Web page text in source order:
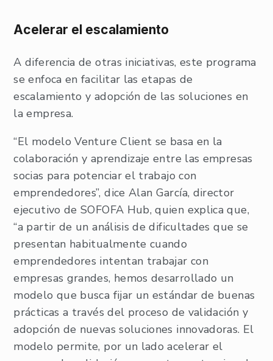
Acelerar el escalamiento
A diferencia de otras iniciativas, este programa
se enfoca en facilitar las etapas de
escalamiento y adopción de las soluciones en
la empresa.
“El modelo Venture Client se basa en la
colaboración y aprendizaje entre las empresas
socias para potenciar el trabajo con
emprendedores”, dice Alan García, director
ejecutivo de SOFOFA Hub, quien explica que,
“a partir de un análisis de dificultades que se
presentan habitualmente cuando
emprendedores intentan trabajar con
empresas grandes, hemos desarrollado un
modelo que busca fijar un estándar de buenas
prácticas a través del proceso de validación y
adopción de nuevas soluciones innovadoras. El
modelo permite, por un lado acelerar el